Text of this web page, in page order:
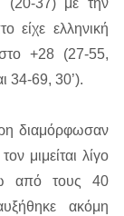
(20-37) με την
είχε ελληνική
+28 (27-55,
34-69, 30’).
διαμόρφωσαν
μιμείται λίγο
από τους 40
ακόμη